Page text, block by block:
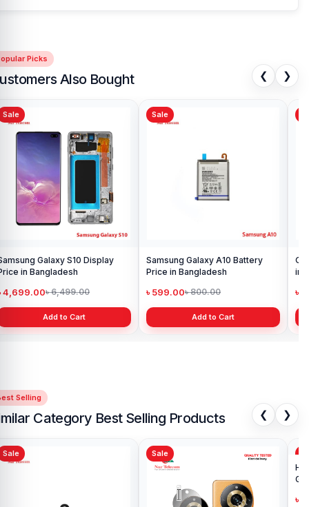
Picks
Also Bought ❮ ❯
Sale
Galaxy S10 Display
in Bangladesh
4,699.00৳ 6,499.00
Add to Cart
Sale
Samsung Galaxy A10 Battery
Price in Bangladesh
৳ 599.00৳ 800.00
Add to Cart
in
৳
Selling
Category Best Selling Products ❮ ❯
Sale Sale